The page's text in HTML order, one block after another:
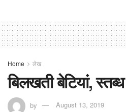
Home लेख
बिलखती बेटियां,
by August 13, 2019